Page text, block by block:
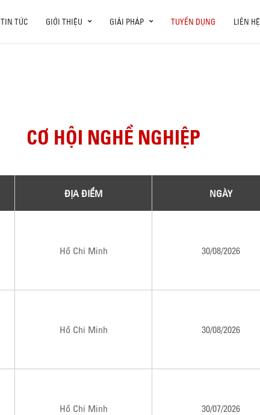
TIN TỨC GIỚI THIỆU GIẢI PHÁP TUYỂN DỤNG LIÊN HỆ
CƠ HỘI NGHỀ NGHIỆP
ĐỊA ĐIỂM NGÀY
Hồ Chí Minh 30/08/2026
Hồ Chí Minh 30/08/2026
Hồ Chí Minh 30/07/2026